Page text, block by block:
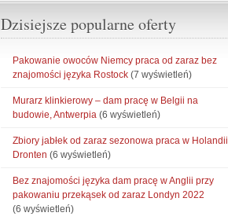
Dzisiejsze popularne oferty
Pakowanie owoców Niemcy praca od zaraz bez
znajomości języka Rostock (7 wyświetleń)
Murarz klinkierowy – dam pracę w Belgii na
budowie, Antwerpia (6 wyświetleń)
Zbiory jabłek od zaraz sezonowa praca w Holandii,
Dronten (6 wyświetleń)
Bez znajomości języka dam pracę w Anglii przy
pakowaniu przekąsek od zaraz Londyn 2022
(6 wyświetleń)